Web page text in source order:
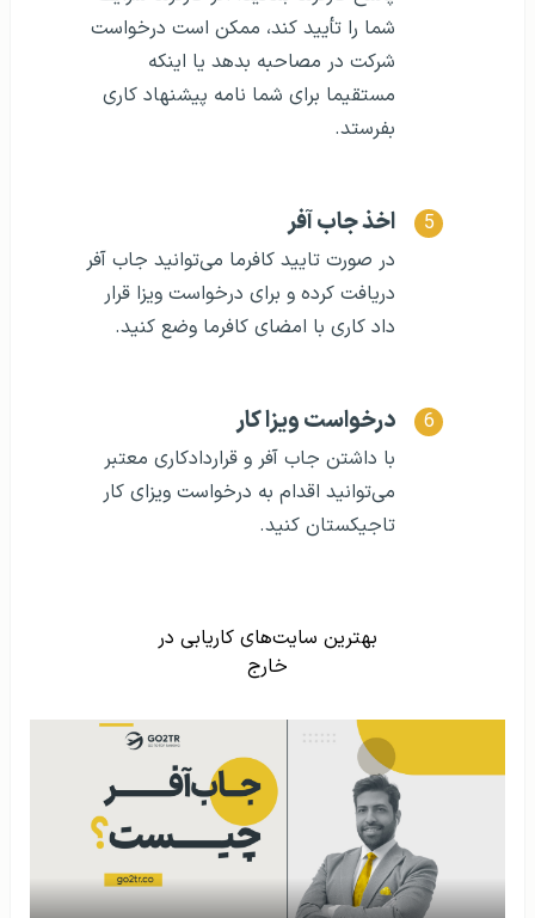
شما را تأیید کند، ممکن است درخواست
شرکت در مصاحبه بدهد یا اینکه
مستقیما برای شما نامه پیشنهاد کاری
بفرستد.
اخذ جاب آفر
در صورت تایید کافرما می‌توانید جاب آفر
دریافت کرده و برای درخواست ویزا قرار
داد کاری با امضای کافرما وضع کنید.
درخواست ویزا کار
با داشتن جاب آفر و قراردادکاری معتبر
می‌توانید اقدام به درخواست ویزای کار
تاجیکستان کنید.
بهترین سایت‌های کاریابی در
خارج